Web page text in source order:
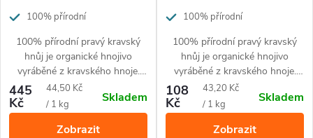
100% přírodní
100% přírodní pravý kravský
hnůj je organické hnojivo
vyráběné z kravského hnoje.
Granulovaná forma hnojiva –
pro snadnější manipulaci
(sušené peletky)
445
Kč
Měrná
cena:
44,50 Kč
/ 1 kg
Skladem
Zobrazit
100% přírodní
100% přírodní pravý kravský
hnůj je organické hnojivo
vyráběné z kravského hnoje.
Granulovaná forma hnojiva –
pro snadnější manipulaci
(sušené peletky)
108
Kč
Měrná
cena:
43,20 Kč
/ 1 kg
Skladem
Zobrazit